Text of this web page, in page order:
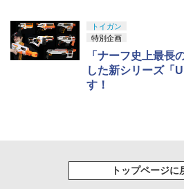
トイガン
特別企画
「ナーフ史上最長
した新シリーズ「
す！
トップページに